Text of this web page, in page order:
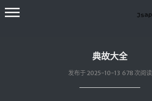
典故大全
发布于 2025-10-13 678 次阅读